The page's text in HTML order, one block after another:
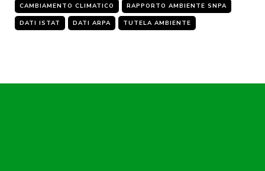
CAMBIAMENTO CLIMATICO RAPPORTO AMBIENTE SNPA
DATI ISTAT DATI ARPA TUTELA AMBIENTE